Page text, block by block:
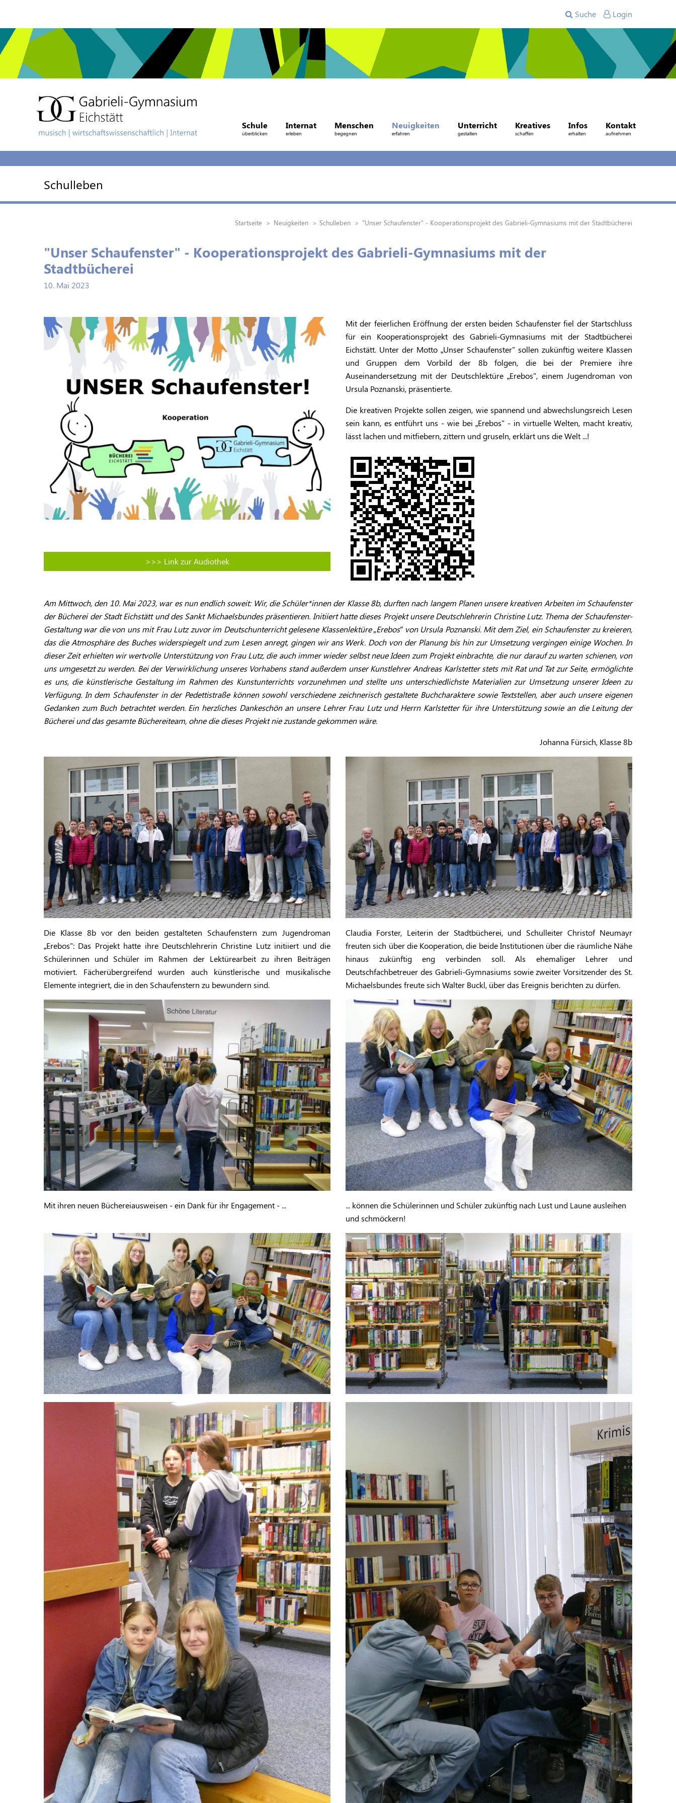
Suche Login
Schule
überblicken
Internat
erleben
Menschen
begegnen
Neuigkeiten
erfahren
Unterricht
gestalten
Kreatives
schaffen
Infos
erhalten
Kontakt
aufnehmen
Schulleben
Startseite Neuigkeiten Schulleben "Unser Schaufenster" - Kooperationsprojekt des Gabrieli-Gymnasiums mit der Stadtbücherei
"Unser Schaufenster" - Kooperationsprojekt des Gabrieli-Gymnasiums mit der
Stadtbücherei
10. Mai 2023
>>> Link zur Audiothek
Mit der feierlichen Eröffnung der ersten beiden Schaufenster fiel der Startschluss
für ein Kooperationsprojekt des Gabrieli-Gymnasiums mit der Stadtbücherei
Eichstätt. Unter der Motto „Unser Schaufenster" sollen zukünftig weitere Klassen
und Gruppen dem Vorbild der 8b folgen, die bei der Premiere ihre
Auseinandersetzung mit der Deutschlektüre „Erebos", einem Jugendroman von
Ursula Poznanski, präsentierte.
Die kreativen Projekte sollen zeigen, wie spannend und abwechslungsreich Lesen
sein kann, es entführt uns - wie bei „Erebos" - in virtuelle Welten, macht kreativ,
lässt lachen und mitfiebern, zittern und gruseln, erklärt uns die Welt ...!
Am Mittwoch, den 10. Mai 2023, war es nun endlich soweit: Wir, die Schüler*innen der Klasse 8b, durften nach langem Planen unsere kreativen Arbeiten im Schaufenster
der Bücherei der Stadt Eichstätt und des Sankt Michaelsbundes präsentieren. Initiiert hatte dieses Projekt unsere Deutschlehrerin Christine Lutz. Thema der Schaufenster-
Gestaltung war die von uns mit Frau Lutz zuvor im Deutschunterricht gelesene Klassenlektüre „Erebos“ von Ursula Poznanski. Mit dem Ziel, ein Schaufenster zu kreieren,
das die Atmosphäre des Buches widerspiegelt und zum Lesen anregt, gingen wir ans Werk. Doch von der Planung bis hin zur Umsetzung vergingen einige Wochen. In
dieser Zeit erhielten wir wertvolle Unterstützung von Frau Lutz, die auch immer wieder selbst neue Ideen zum Projekt einbrachte, die nur darauf zu warten schienen, von
uns umgesetzt zu werden. Bei der Verwirklichung unseres Vorhabens stand außerdem unser Kunstlehrer Andreas Karlstetter stets mit Rat und Tat zur Seite, ermöglichte
es uns, die künstlerische Gestaltung im Rahmen des Kunstunterrichts vorzunehmen und stellte uns unterschiedlichste Materialien zur Umsetzung unserer Ideen zu
Verfügung. In dem Schaufenster in der Pedettistraße können sowohl verschiedene zeichnerisch gestaltete Buchcharaktere sowie Textstellen, aber auch unsere eigenen
Gedanken zum Buch betrachtet werden. Ein herzliches Dankeschön an unsere Lehrer Frau Lutz und Herrn Karlstetter für ihre Unterstützung sowie an die Leitung der
Bücherei und das gesamte Büchereiteam, ohne die dieses Projekt nie zustande gekommen wäre.
Johanna Fürsich, Klasse 8b
Die Klasse 8b vor den beiden gestalteten Schaufenstern zum Jugendroman
„Erebos": Das Projekt hatte ihre Deutschlehrerin Christine Lutz initiiert und die
Schülerinnen und Schüler im Rahmen der Lektürearbeit zu ihren Beiträgen
motiviert. Fächerübergreifend wurden auch künstlerische und musikalische
Elemente integriert, die in den Schaufenstern zu bewundern sind.
Claudia Forster, Leiterin der Stadtbücherei, und Schulleiter Christof Neumayr
freuten sich über die Kooperation, die beide Institutionen über die räumliche Nähe
hinaus zukünftig eng verbinden soll. Als ehemaliger Lehrer und
Deutschfachbetreuer des Gabrieli-Gymnasiums sowie zweiter Vorsitzender des St.
Michaelsbundes freute sich Walter Buckl, über das Ereignis berichten zu dürfen.
Mit ihren neuen Büchereiausweisen - ein Dank für ihr Engagement - ...
... können die Schülerinnen und Schüler zukünftig nach Lust und Laune ausleihen
und schmöckern!